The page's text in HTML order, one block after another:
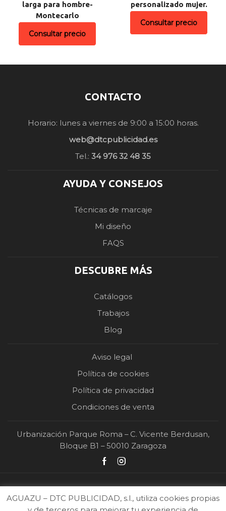
larga para hombre-
Montecarlo
Consultar precio
personalizado mujer.
Consultar precio
CONTACTO
Horario: lunes a viernes de 9:00 a 15:00 horas.
web@dtcpublicidad.es
Tel.: 34 976 32 48 35
AYUDA Y CONSEJOS
Técnicas de marcaje
Mi diseño
FAQS
DESCUBRE MÁS
Catálogos
Trabajos
Blog
Aviso legal
Política de cookies
Política de privacidad
Condiciones de venta
Urbanización Parque Roma – C. Vicente Berdusan,
Bloque B1 – 50010 Zaragoza
AGUAZU – DTC PUBLICIDAD, s.l., utiliza cookies propias